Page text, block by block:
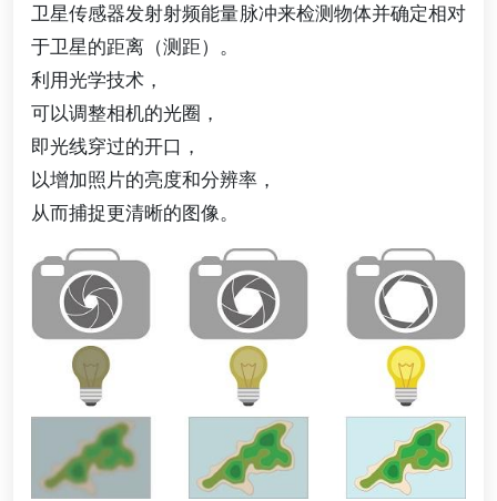
卫星传感器发射射频能量脉冲来检测物体并确定相对
于卫星的距离（测距）。
利用光学技术，
可以调整相机的光圈，
即光线穿过的开口，
以增加照片的亮度和分辨率，
从而捕捉更清晰的图像。